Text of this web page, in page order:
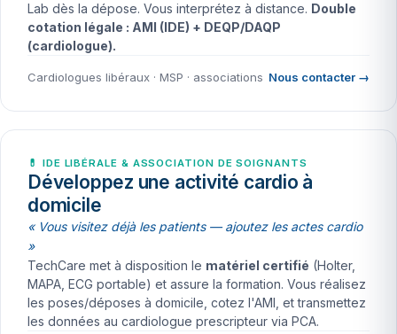
Lab dès la dépose. Vous interprétez à distance. Double
cotation légale : AMI (IDE) + DEQP/DAQP
(cardiologue).
Cardiologues libéraux · MSP · associations Nous contacter →
💊 IDE LIBÉRALE & ASSOCIATION DE SOIGNANTS
Développez une activité cardio à
domicile
« Vous visitez déjà les patients — ajoutez les actes cardio
»
TechCare met à disposition le matériel certifié (Holter,
MAPA, ECG portable) et assure la formation. Vous réalisez
les poses/déposes à domicile, cotez l'AMI, et transmettez
les données au cardiologue prescripteur via PCA.